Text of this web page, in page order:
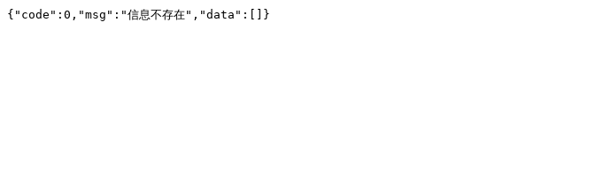
{"code":0,"msg":"信息不存在","data":[]}